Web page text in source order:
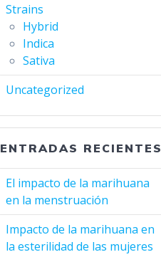
Strains
Hybrid
Indica
Sativa
Uncategorized
ENTRADAS RECIENTES
El impacto de la marihuana
en la menstruación
Impacto de la marihuana en
la esterilidad de las mujeres